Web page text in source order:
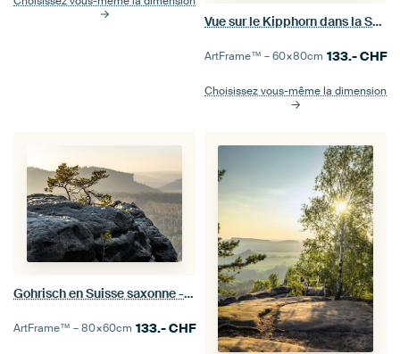
Vue sur le Kipphorn dans la Suisse saxonne - Vue sur le Zirkelstein
ArtFrame™ –60×80cm 133.-CHF
Choisissez vous-même la dimension
Gohrisch en Suisse saxonne - Vue vers Pfaffenstein
ArtFrame™ –80×60cm 133.-CHF